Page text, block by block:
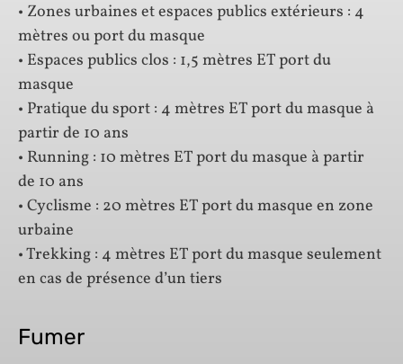
• Zones urbaines et espaces publics extérieurs : 4
mètres ou port du masque
• Espaces publics clos : 1,5 mètres ET port du
masque
• Pratique du sport : 4 mètres ET port du masque à
partir de 10 ans
• Running : 10 mètres ET port du masque à partir
de 10 ans
• Cyclisme : 20 mètres ET port du masque en zone
urbaine
• Trekking : 4 mètres ET port du masque seulement
en cas de présence d’un tiers
Fumer